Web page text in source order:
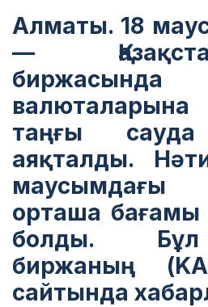
Алматы. 18
—
таңғы сауда
аяқталды.
маусымдағы
орташа бағамы
болды.
биржаның
сайтында